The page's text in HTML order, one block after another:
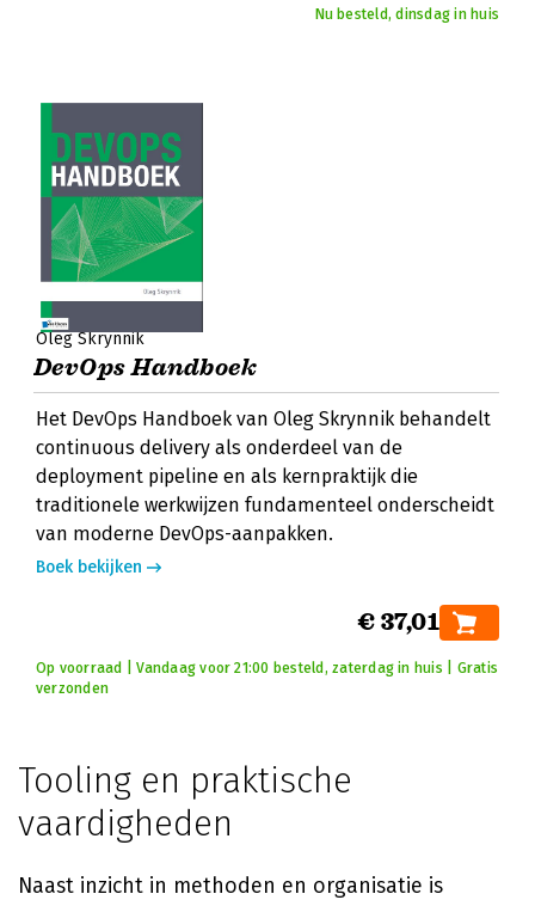
Nu besteld, dinsdag in huis
Oleg Skrynnik
DevOps Handboek
Het DevOps Handboek van Oleg Skrynnik behandelt
continuous delivery als onderdeel van de
deployment pipeline en als kernpraktijk die
traditionele werkwijzen fundamenteel onderscheidt
van moderne DevOps-aanpakken.
Boek bekijken
€ 37,01
Op voorraad | Vandaag voor 21:00 besteld, zaterdag in huis | Gratis
verzonden
Tooling en praktische
vaardigheden
Naast inzicht in methoden en organisatie is